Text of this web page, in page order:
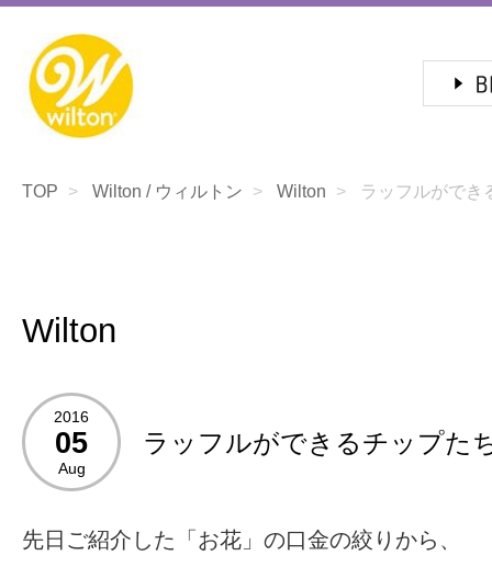
TOP Wilton / ウィルトン Wilton ラッフルができ
Wilton
2016
05
Aug
ラッフルができるチップた
先日ご紹介した「お花」の口金の絞りから、